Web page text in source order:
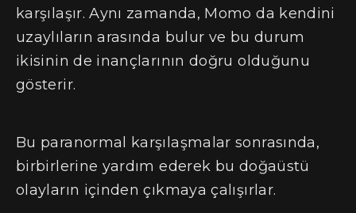
karşılaşır. Aynı zamanda, Momo da kendini
uzaylıların arasında bulur ve bu durum
ikisinin de inançlarının doğru olduğunu
gösterir.
Bu paranormal karşılaşmalar sonrasında,
birbirlerine yardım ederek bu doğaüstü
olayların içinden çıkmaya çalışırlar.